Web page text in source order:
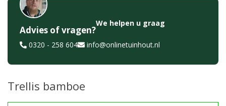
Advies of vragen?
We helpen u graag
0320 - 258 604 info@onlinetuinhout.nl
Trellis bamboe